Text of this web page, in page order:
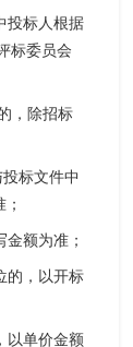
投标人根据
标委员会
，除招标
标文件中
额为准；
的，以开标
以单价金额